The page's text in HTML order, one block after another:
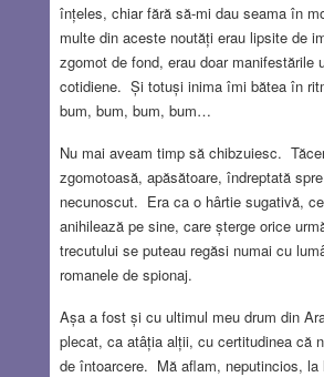
înțeles, chiar fără să-mi dau seama în
multe din aceste noutăți erau lipsite de
zgomot de fond, erau doar manifestările
cotidiene. Și totuși inima îmi bătea în
bum, bum, bum, bum…
Nu mai aveam timp să chibzuiesc.
zgomotoasă, apăsătoare, îndreptată
necunoscut. Era ca o hârtie sugativă,
anihilează pe sine, care șterge orice
trecutului se puteau regăsi numai cu
romanele de spionaj.
Așa a fost și cu ultimul meu drum din
plecat, ca atâția alții, cu certitudinea că
de întoarcere. Mă aflam, neputincios, la